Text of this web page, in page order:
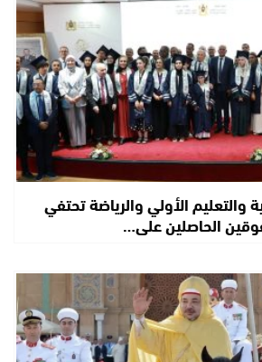
والتعليم الأولي والرياضة تحتفي
الحاصلين على…